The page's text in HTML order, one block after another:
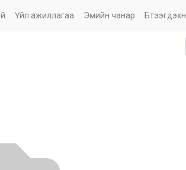
Үйл ажиллагаа Эмийн чанар Бүтээгдэхүүн